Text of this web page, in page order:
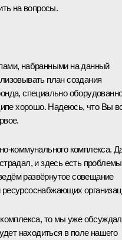
на вопросы.
набранными на данный
план создания
специально
хорошо. Надеюсь, что Вы
коммунального комплекса.
и здесь есть
развёрнутое совещание
комплекса, то мы уже
находиться в поле нашего